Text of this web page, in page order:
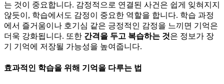
는 것이 중요합니다. 감정적으로 연결된 사건은 쉽게 잊혀지지
않듯이, 학습에서도 감정이 중요한 역할을 합니다. 학습 과정
에서 즐거움이나 호기심 같은 긍정적인 감정을 느끼면 기억은
더욱 강화됩니다. 또한 간격을 두고 복습하는 것은 정보가 장
기 기억에 저장될 가능성을 높여줍니다.
효과적인 학습을 위해 기억을 다루는 법